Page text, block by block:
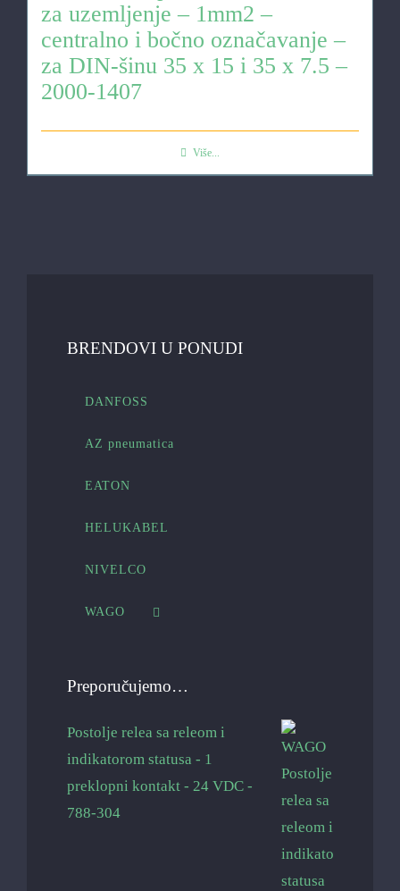
za uzemljenje – 1mm2 –
centralno i bočno označavanje –
za DIN-šinu 35 x 15 i 35 x 7.5 –
2000-1407
Više...
BRENDOVI U PONUDI
DANFOSS
AZ pneumatica
EATON
HELUKABEL
NIVELCO
WAGO
Preporučujemo…
Postolje relea sa releom i
indikatorom statusa - 1
preklopni kontakt - 24 VDC -
788-304